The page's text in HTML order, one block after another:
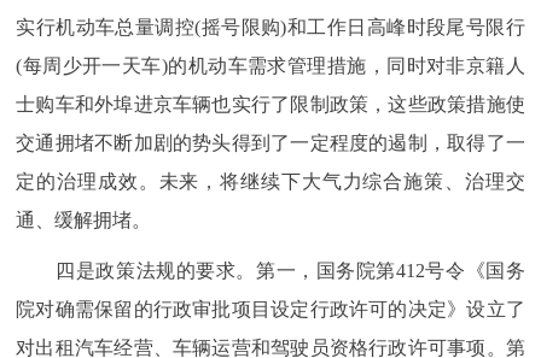
实行机动车总量调控(摇号限购)和工作日高峰时段尾号限行
(每周少开一天车)的机动车需求管理措施，同时对非京籍人
士购车和外埠进京车辆也实行了限制政策，这些政策措施使
交通拥堵不断加剧的势头得到了一定程度的遏制，取得了一
定的治理成效。未来，将继续下大气力综合施策、治理交
通、缓解拥堵。
四是政策法规的要求。第一，国务院第412号令《国务
院对确需保留的行政审批项目设定行政许可的决定》设立了
对出租汽车经营、车辆运营和驾驶员资格行政许可事项。第